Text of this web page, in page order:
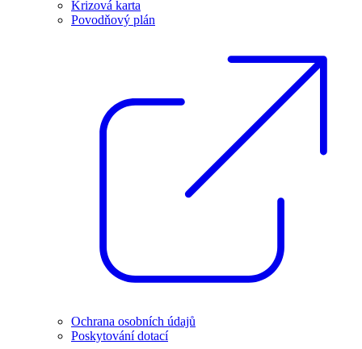
Krizová karta
Povodňový plán
Ochrana osobních údajů
Poskytování dotací